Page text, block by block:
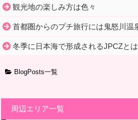
観光地の楽しみ方は色々
首都圏からのプチ旅行には鬼怒川温
冬季に日本海で形成されるJPCZとは
BlogPosts一覧
周辺エリア一覧